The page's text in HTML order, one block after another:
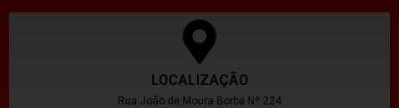
LOCALIZAÇÃO
Rua João de Moura Borba Nº 224